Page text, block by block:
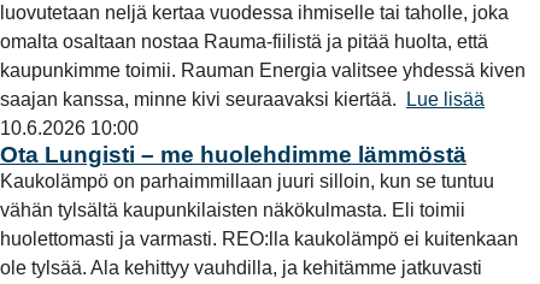
luovutetaan neljä kertaa vuodessa ihmiselle tai taholle, joka
omalta osaltaan nostaa Rauma-fiilistä ja pitää huolta, että
kaupunkimme toimii. Rauman Energia valitsee yhdessä kiven
saajan kanssa, minne kivi seuraavaksi kiertää.
Lue lisää
10.6.2026 10:00
Ota Lungisti – me huolehdimme lämmöstä
Kaukolämpö on parhaimmillaan juuri silloin, kun se tuntuu
vähän tylsältä kaupunkilaisten näkökulmasta. Eli toimii
huolettomasti ja varmasti. REO:lla kaukolämpö ei kuitenkaan
ole tylsää. Ala kehittyy vauhdilla, ja kehitämme jatkuvasti